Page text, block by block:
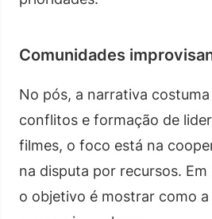
Comunidades
No pós, a narrativa
conflitos e formação de
filmes, o foco está na
na disputa por recursos.
o objetivo é mostrar como a